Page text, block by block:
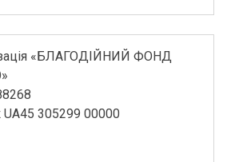
«БЛАГОДІЙНИЙ ФОНД
305299 00000